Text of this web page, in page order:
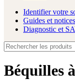
Identifier votre
Guides et notices
Diagnostic et
Béquilles